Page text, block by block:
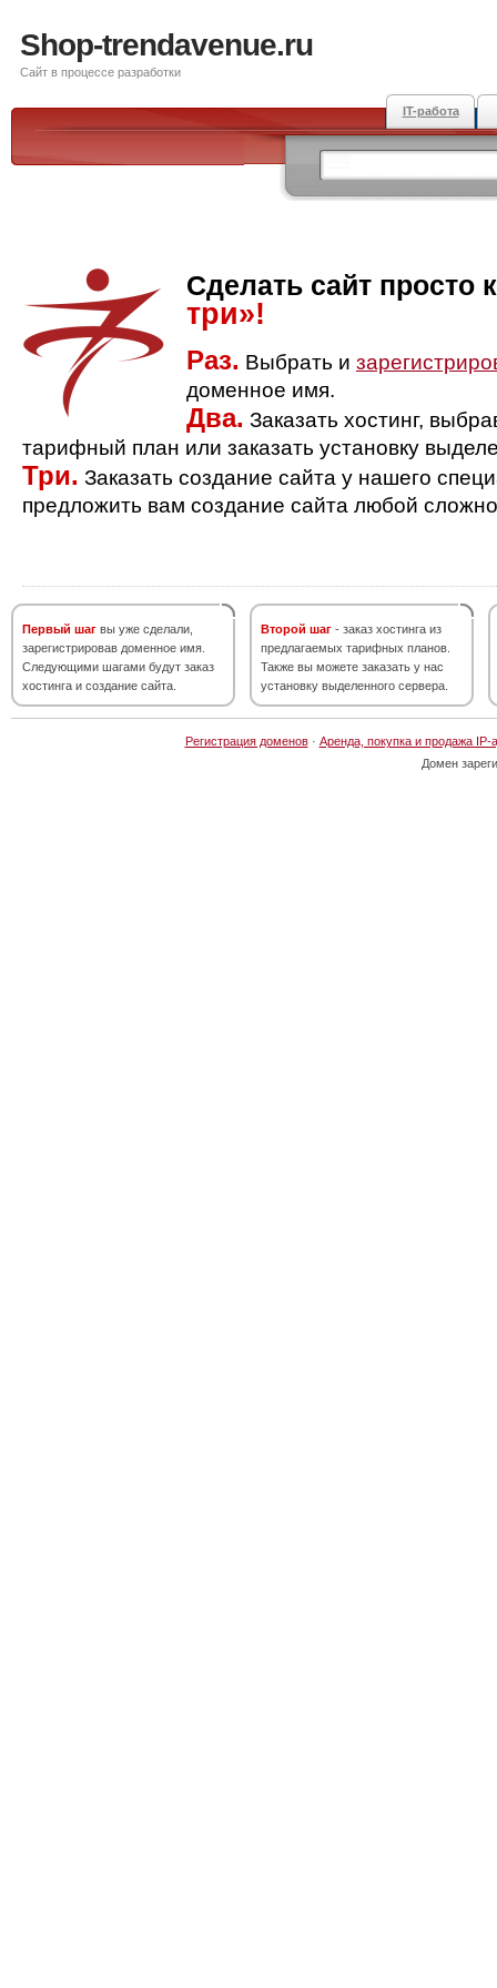
Shop-trendavenue.ru
Сайт в процессе разработки
IT-работа
Сделать сайт просто
три»!
Раз. Выбрать и
доменное имя.
Два. Заказать хостинг,
тарифный план или заказать установку
Три. Заказать создание сайта у нашего
предложить вам создание сайта любой
Первый шаг вы уже сделали,
зарегистрировав доменное имя.
Следующими шагами будут заказ
хостинга и создание сайта.
Второй шаг - заказ хостинга из
предлагаемых тарифных планов.
Также вы можете заказать у нас
установку выделенного сервера.
Регистрация доменов· Аренда, покупка и продажа IP-
Домен